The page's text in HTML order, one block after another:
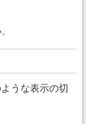
うな表示の切